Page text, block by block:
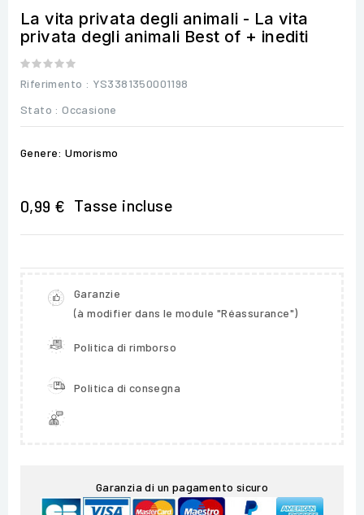
La vita privata degli animali - La vita
privata degli animali Best of + inediti
Riferimento : YS3381350001198
Stato : Occasione
Genere: Umorismo
0,99 € Tasse incluse
Garanzie
(à modifier dans le module "Réassurance")
Politica di rimborso
Politica di consegna
Garanzia di un pagamento sicuro